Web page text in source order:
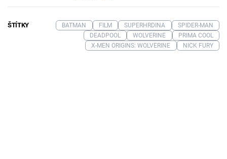
ŠTÍTKY BATMAN FILM SUPERHRDINA
SPIDER-MAN
DEADPOOL
WOLVERINE
PRIMA COOL
X-MEN ORIGINS: WOLVERINE
NICK FURY